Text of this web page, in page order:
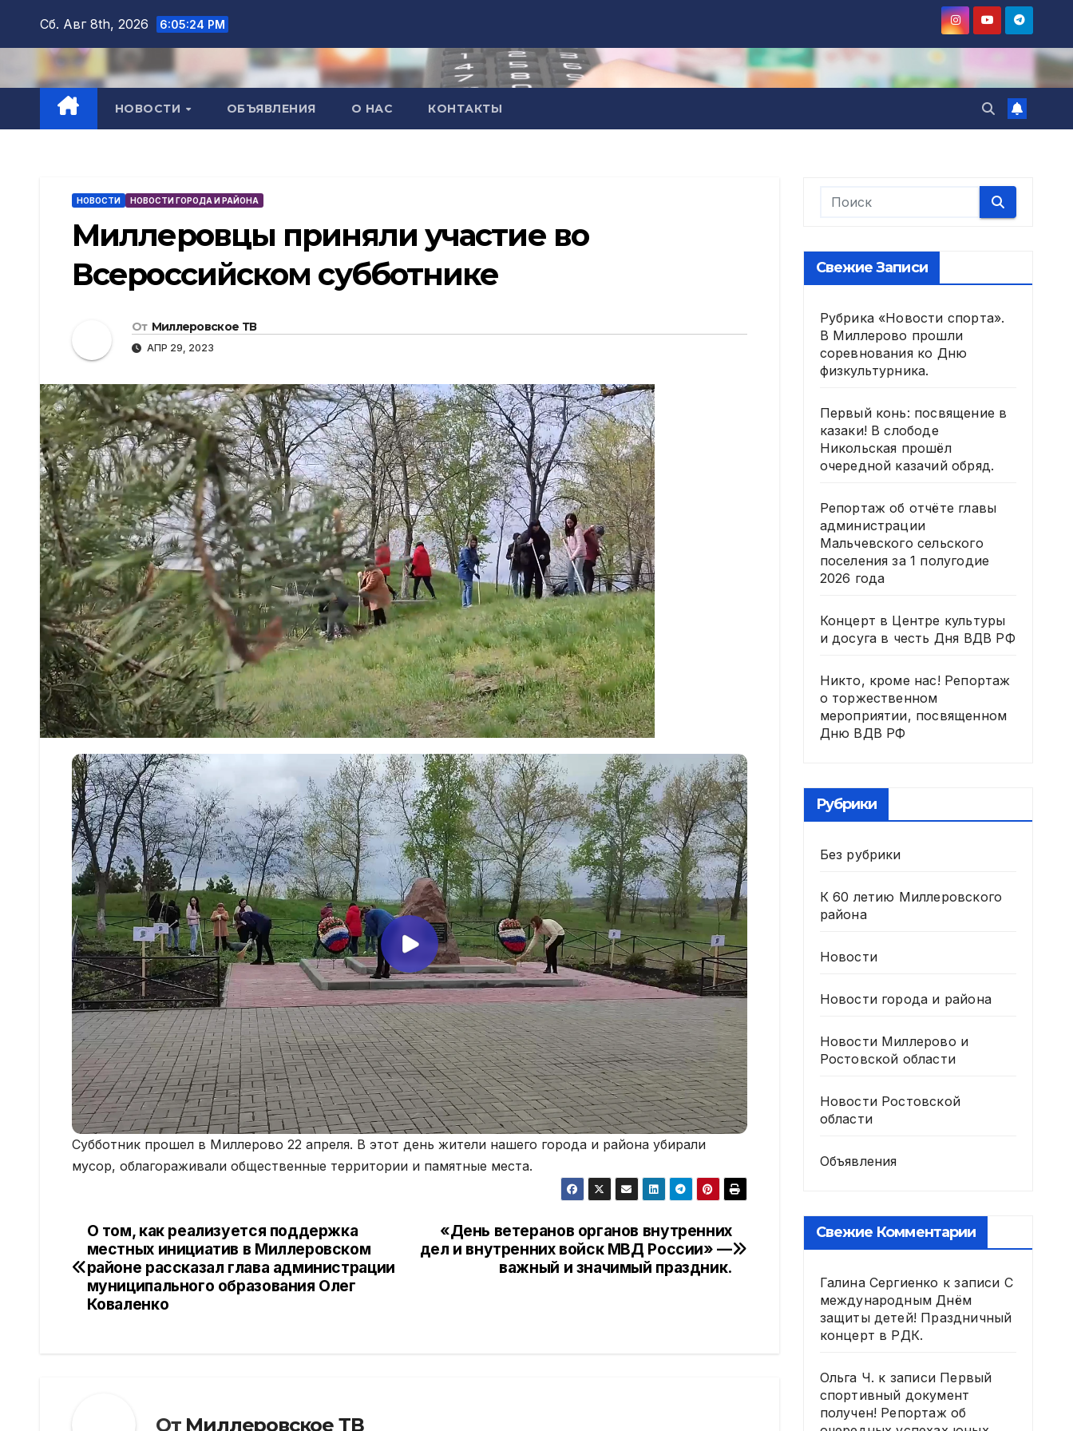
содержимому
Сб. Авг 8th, 2026 6:05:26 PM
НОВОСТИ ОБЪЯВЛЕНИЯ О НАС КОНТАКТЫ
НОВОСТИ НОВОСТИ ГОРОДА И РАЙОНА
Миллеровцы приняли участие во
Всероссийском субботнике
От Миллеровское ТВ
АПР 29, 2023
Субботник прошел в Миллерово 22 апреля. В этот день жители нашего города и района убирали
мусор, облагораживали общественные территории и памятные места.
Навигация
по
записям
«День ветеранов органов внутренних
дел и внутренних войск МВД России» —
важный и значимый праздник.
О том, как реализуется поддержка
местных инициатив в Миллеровском
районе рассказал глава администрации
муниципального образования Олег
Коваленко
От Миллеровское ТВ
Свежие Записи
Рубрика «Новости спорта».
В Миллерово прошли
соревнования ко Дню
физкультурника.
Первый конь: посвящение в
казаки! В слободе
Никольская прошёл
очередной казачий обряд.
Репортаж об отчёте главы
администрации
Мальчевского сельского
поселения за 1 полугодие
2026 года
Концерт в Центре культуры
и досуга в честь Дня ВДВ РФ
Никто, кроме нас! Репортаж
о торжественном
мероприятии, посвященном
Дню ВДВ РФ
Рубрики
Без рубрики
К 60 летию Миллеровского
района
Новости
Новости города и района
Новости Миллерово и
Ростовской области
Новости Ростовской
области
Объявления
Свежие Комментарии
Галина Сергиенко к записи С
международным Днём
защиты детей! Праздничный
концерт в РДК.
Ольга Ч. к записи Первый
спортивный документ
получен! Репортаж об